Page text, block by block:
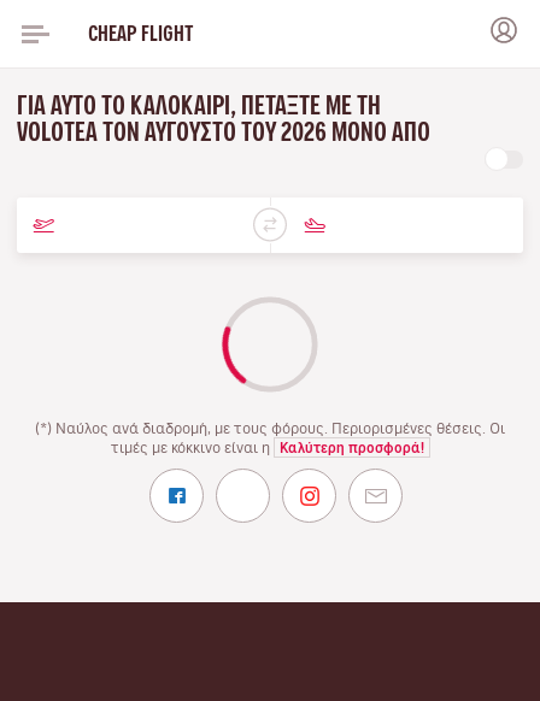
CHEAP FLIGHT
ΓΙΑ ΑΥΤΌ ΤΟ ΚΑΛΟΚΑΊΡΙ, ΠΕΤΆΞΤΕ ΜΕ ΤΗ
VOLOTEA ΤΟΝ ΑΎΓΟΥΣΤΟ ΤΟΥ 2026 ΜΌΝΟ ΑΠΌ
(*) Ναύλος ανά διαδρομή, με τους φόρους. Περιορισμένες θέσεις. Οι
τιμές με κόκκινο είναι η
Καλύτερη προσφορά!